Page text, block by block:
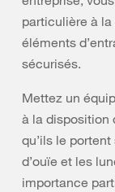
particulière à
éléments
sécurisés.
Mettez un
à la disposition
qu’ils le
d’ouïe et les
importance